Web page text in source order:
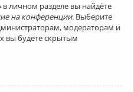
личном разделе вы найдёте
на конференции. Выберите
модераторам и
вы будете скрытым